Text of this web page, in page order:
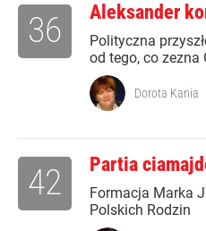
Aleksander
Polityczna
od tego, co zezna
36
Dorota Kania
Partia
Formacja Marka
Polskich Rodzin
42